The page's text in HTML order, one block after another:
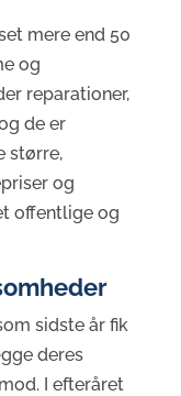
mere end 50
og
reparationer,
de er
større,
og
offentlige og
sidste år fik
deres
I efteråret